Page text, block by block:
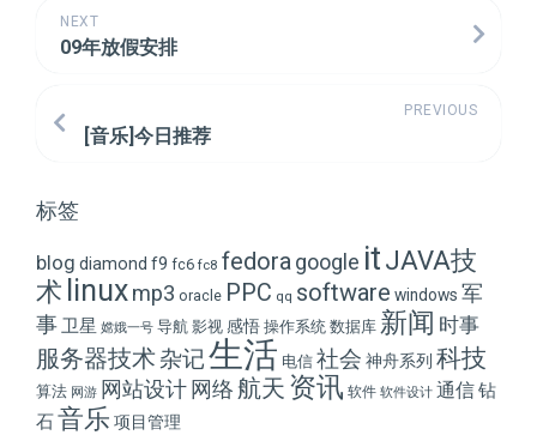
NEXT
09年放假安排
PREVIOUS
[音乐]今日推荐
标签
blog diamond f9 fc6 fc8 fedora google itJAVA技
术 linuxmp3 oracle PPC qq software windows 军
事卫星 嫦娥一号 导航 影视 感悟 操作系统 数据库 新闻 时事
服务器技术杂记生活 电信 社会 神舟系列 科技
算法 网游 网站设计网络航天 资讯 软件 软件设计 通信钻
石音乐 项目管理